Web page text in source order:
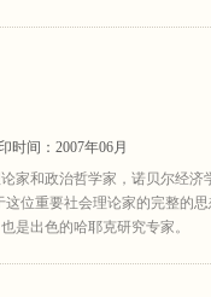
时间：2007年06月
家和政治哲学家，诺贝尔经济
位重要社会理论家的完整的
是出色的哈耶克研究专家。